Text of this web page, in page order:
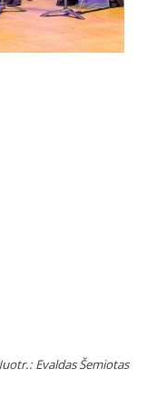
Evaldas Šemiotas